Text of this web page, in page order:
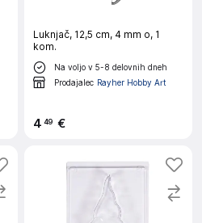
Luknjač, 12,5 cm, 4 mm o, 1
kom.
Na voljo v 5-8 delovnih dneh
Prodajalec Rayher Hobby Art
4 49 €